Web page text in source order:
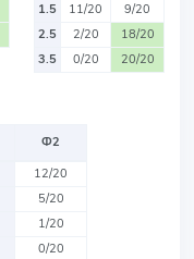
1.5
11/20
9/20
2.5
2/20
18/20
3.5
0/20 20/20
Ф2
12/20
5/20
1/20
0/20